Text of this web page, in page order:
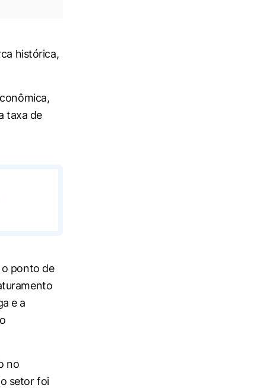
histórica,
taxa de
o ponto de
e a
no
setor foi